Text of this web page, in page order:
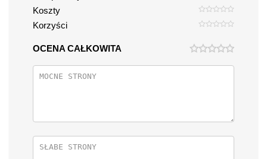
Koszty
Korzyści
OCENA CAŁKOWITA